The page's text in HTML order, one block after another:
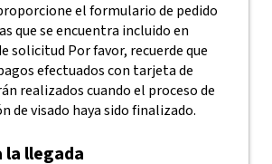
el formulario de pedido
que se encuentra incluido en
solicitud Por favor, recuerde que
efectuados con tarjeta de
realizados cuando el proceso de
de visado haya sido finalizado.
la llegada